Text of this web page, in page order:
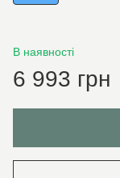
В наявності
6 993 грн